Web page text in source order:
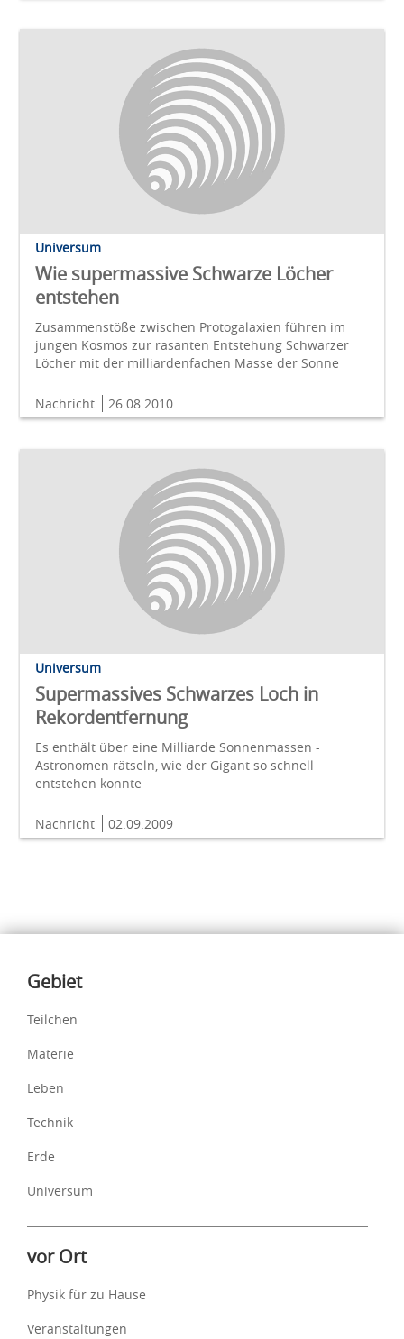
Universum
Wie supermassive Schwarze Löcher
entstehen
Zusammenstöße zwischen Protogalaxien führen im
jungen Kosmos zur rasanten Entstehung Schwarzer
Löcher mit der milliardenfachen Masse der Sonne
Nachricht 26.08.2010
Universum
Supermassives Schwarzes Loch in
Rekordentfernung
Es enthält über eine Milliarde Sonnenmassen -
Astronomen rätseln, wie der Gigant so schnell
entstehen konnte
Nachricht 02.09.2009
Inhalte
Gebiet
Teilchen
Materie
Leben
Technik
Erde
Universum
vor Ort
Physik für zu Hause
Veranstaltungen